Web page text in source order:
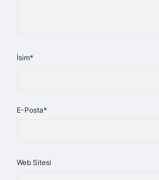
İsim*
E-Posta*
Web Sitesi